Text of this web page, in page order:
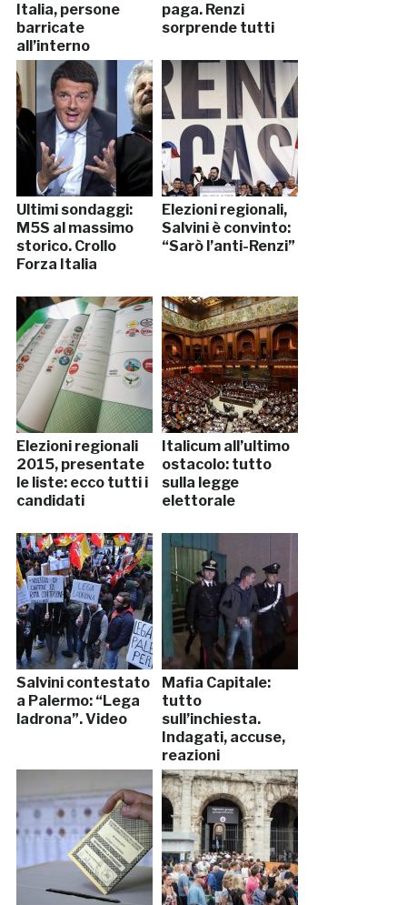
Italia, persone
barricate
all’interno
paga. Renzi
sorprende tutti
Ultimi sondaggi:
M5S al massimo
storico. Crollo
Forza Italia
Elezioni regionali,
Salvini è convinto:
“Sarò l’anti-Renzi”
Elezioni regionali
2015, presentate
le liste: ecco tutti i
candidati
Italicum all’ultimo
ostacolo: tutto
sulla legge
elettorale
Salvini contestato
a Palermo: “Lega
ladrona”. Video
Mafia Capitale:
tutto
sull’inchiesta.
Indagati, accuse,
reazioni